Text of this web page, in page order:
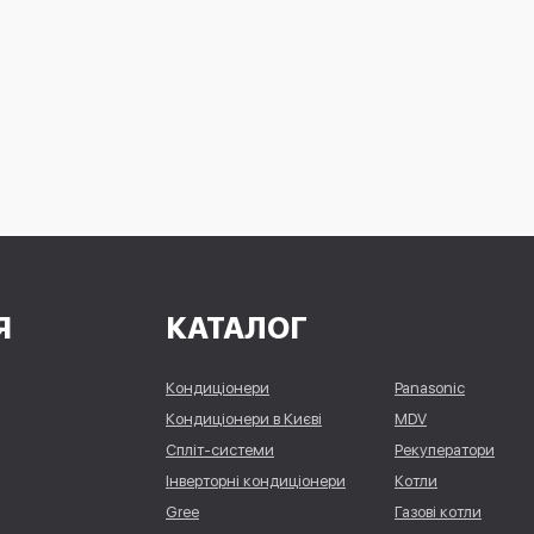
КАТАЛОГ
Кондиціонери
Кондиціонери в Києві
Спліт-системи
Інверторні кондиціонери
Gree
Panasonic
MDV
Рекуператори
Котли
Газові котли